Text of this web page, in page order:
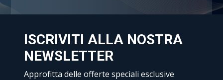
ISCRIVITI ALLA NOSTRA
NEWSLETTER
Approfitta delle offerte speciali esclusive